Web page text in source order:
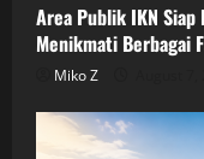
Area Publik IKN
Menikmati Berbagai
Miko Z